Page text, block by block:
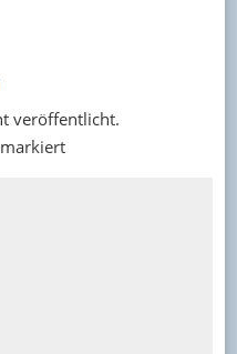
veröffentlicht.